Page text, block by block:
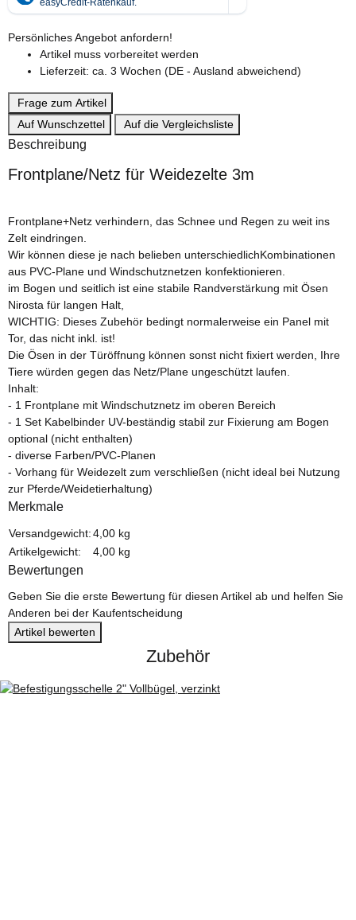
Persönliches Angebot anfordern!
Artikel muss vorbereitet werden
Lieferzeit: ca. 3 Wochen (DE - Ausland abweichend)
Frage zum Artikel
Auf Wunschzettel
Auf die Vergleichsliste
Beschreibung
Frontplane/Netz für Weidezelte 3m
Frontplane+Netz verhindern, das Schnee und Regen zu weit ins
Zelt eindringen.
Wir können diese je nach belieben unterschiedlichKombinationen
aus PVC-Plane und Windschutznetzen konfektionieren.
im Bogen und seitlich ist eine stabile Randverstärkung mit Ösen
Nirosta für langen Halt,
WICHTIG: Dieses Zubehör bedingt normalerweise ein Panel mit
Tor, das nicht inkl. ist!
Die Ösen in der Türöffnung können sonst nicht fixiert werden, Ihre
Tiere würden gegen das Netz/Plane ungeschützt laufen.
Inhalt:
- 1 Frontplane mit Windschutznetz im oberen Bereich
- 1 Set Kabelbinder UV-beständig stabil zur Fixierung am Bogen
optional (nicht enthalten)
- diverse Farben/PVC-Planen
- Vorhang für Weidezelt zum verschließen (nicht ideal bei Nutzung
zur Pferde/Weidetierhaltung)
Merkmale
Versandgewicht:4,00 kg
Artikelgewicht:
4,00 kg
Bewertungen
Geben Sie die erste Bewertung für diesen Artikel ab und helfen Sie
Anderen bei der Kaufentscheidung
Artikel bewerten
Zubehör